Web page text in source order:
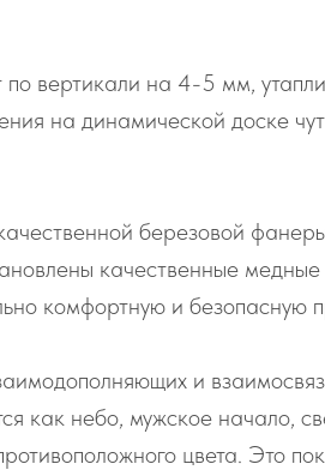
вертикали на 4-5 мм,
на динамической доске
березовой
качественные
комфортную и безопасную
и
как небо, мужское начало,
цвета. Это